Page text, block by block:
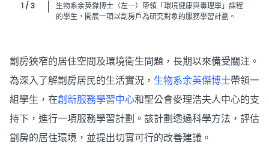
1 / 3
生物系余英傑博士（左一）帶領「環境健康與毒理學」課程
的學生，開展一項以劏房戶為研究對象的服務學習計劃。
劏房狹窄的居住空間及環境衛生問題，長期以來備受關注。
為深入了解劏房居民的生活實況， 生物系余英傑博士帶領一
組學生，在創新服務學習中心和聖公會麥理浩夫人中心的支
持下，進行一項服務學習計劃。該計劃透過科學方法，評估
劏房的居住環境，並提出切實可行的改善建議。